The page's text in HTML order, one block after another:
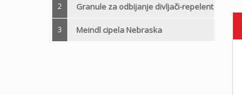
2 Granule za odbijanje divljači-repelent
3 Meindl cipela Nebraska